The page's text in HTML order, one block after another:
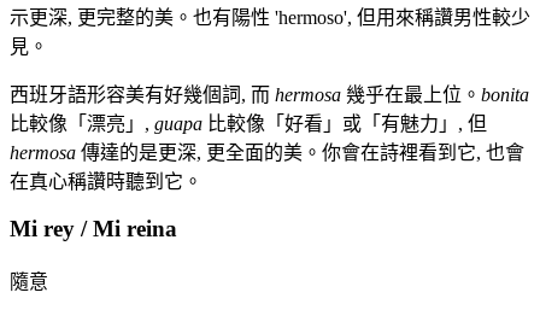
示更深, 更完整的美。也有陽性 'hermoso', 但用來稱讚男性較少
見。
西班牙語形容美有好幾個詞, 而 hermosa 幾乎在最上位。 bonita
比較像「漂亮」, guapa 比較像「好看」或「有魅力」, 但
hermosa 傳達的是更深, 更全面的美。你會在詩裡看到它, 也會
在真心稱讚時聽到它。
Mi rey / Mi reina
隨意